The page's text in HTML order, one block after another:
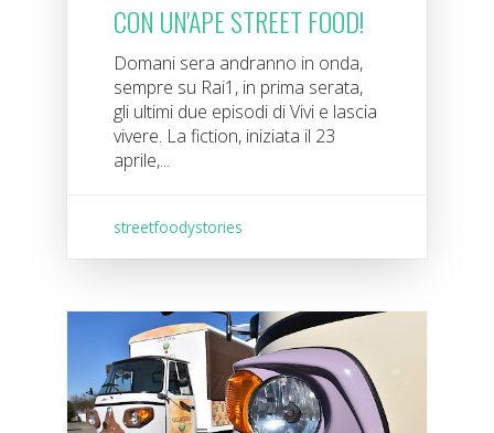
CON UN'APE STREET FOOD!
Domani sera andranno in onda,
sempre su Rai1, in prima serata,
gli ultimi due episodi di Vivi e lascia
vivere. La fiction, iniziata il 23
aprile,...
streetfoodystories